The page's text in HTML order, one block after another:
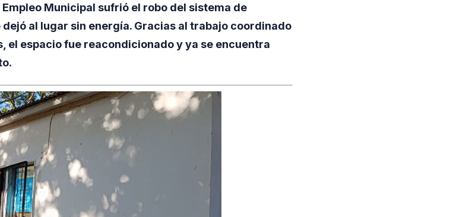
Empleo Municipal sufrió el robo del sistema de
al lugar sin energía. Gracias al trabajo coordinado
el espacio fue reacondicionado y ya se encuentra